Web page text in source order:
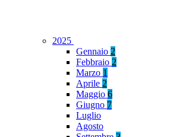
2025
Gennaio 2
Febbraio 2
Marzo 1
Aprile 2
Maggio 6
Giugno 7
Luglio
Agosto